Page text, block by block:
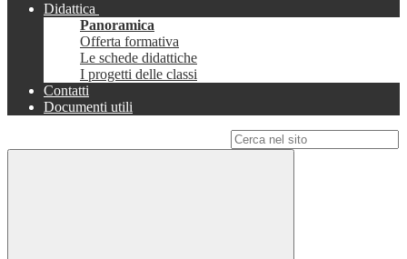
Didattica
Panoramica
Offerta formativa
Le schede didattiche
I progetti delle classi
Contatti
Documenti utili